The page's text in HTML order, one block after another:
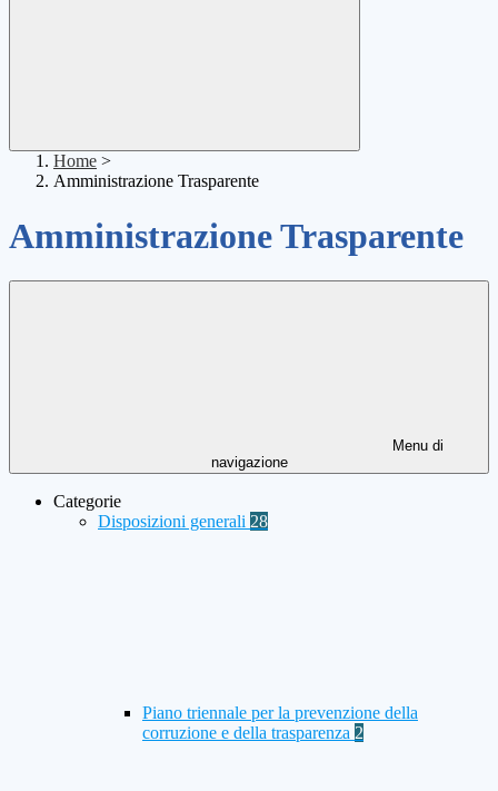
Home >
Amministrazione Trasparente
Amministrazione Trasparente
Menu di
navigazione
Categorie
Disposizioni generali 28
Piano triennale per la prevenzione della
corruzione e della trasparenza 2